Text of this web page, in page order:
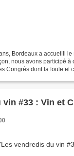
Bordeaux a accueilli le
nous avons participé à
Congrès dont la foule et
#33 : Vin et